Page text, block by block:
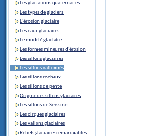
Les glaciations quaternaires
Les types de glaciers
L'érosion glaciaire
Les eaux glaciaires
Le modelé glaciaire
Les formes mineures d'érosion
Les sillons glaciaires
Les sillons vallonnés
Les sillons rocheux
Les sillons de pente
Origine des sillons glaciaires
Les sillons de Seyssinet
Les cirques glaciaires
Les vallons glaciaires
Reliefs glaciaires remarquables